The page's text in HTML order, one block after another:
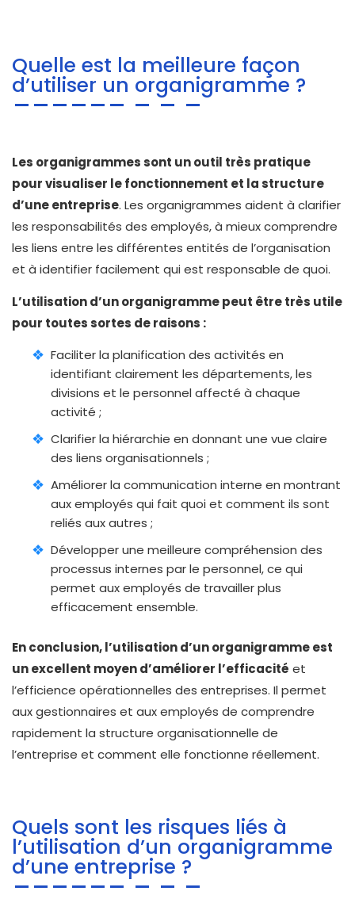
Quelle est la meilleure façon
d’utiliser un organigramme ?
Les organigrammes sont un outil très pratique
pour visualiser le fonctionnement et la structure
d’une entreprise. Les organigrammes aident à clarifier
les responsabilités des employés, à mieux comprendre
les liens entre les différentes entités de l’organisation
et à identifier facilement qui est responsable de quoi.
L’utilisation d’un organigramme peut être très utile
pour toutes sortes de raisons :
Faciliter la planification des activités en
identifiant clairement les départements, les
divisions et le personnel affecté à chaque
activité ;
Clarifier la hiérarchie en donnant une vue claire
des liens organisationnels ;
Améliorer la communication interne en montrant
aux employés qui fait quoi et comment ils sont
reliés aux autres ;
Développer une meilleure compréhension des
processus internes par le personnel, ce qui
permet aux employés de travailler plus
efficacement ensemble.
En conclusion, l’utilisation d’un organigramme est
un excellent moyen d’améliorer l’efficacité et
l’efficience opérationnelles des entreprises. Il permet
aux gestionnaires et aux employés de comprendre
rapidement la structure organisationnelle de
l’entreprise et comment elle fonctionne réellement.
Quels sont les risques liés à
l’utilisation d’un organigramme
d’une entreprise ?